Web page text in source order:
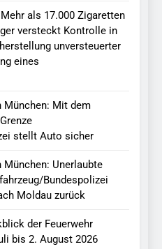
als 17.000 Zigaretten
versteckt Kontrolle in
unversteuerter
eines
München: Mit dem
stellt Auto sicher
Unerlaubte
Bundespolizei
Moldau zurück
der Feuerwehr
bis 2. August 2026